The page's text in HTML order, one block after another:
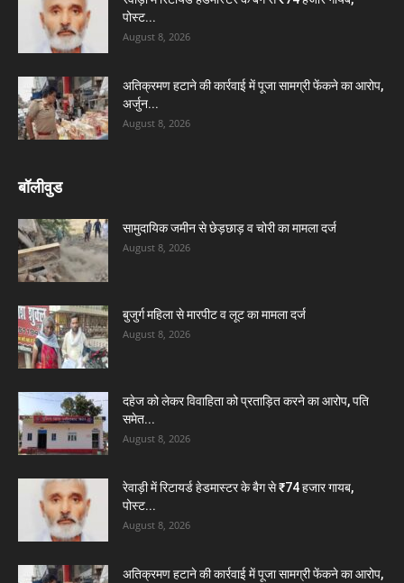
पोस्ट...
August 8, 2026
अतिक्रमण हटाने की कार्रवाई में पूजा सामग्री फेंकने का आरोप,
अर्जुन...
August 8, 2026
बॉलीवुड
सामुदायिक जमीन से छेड़छाड़ व चोरी का मामला दर्ज
August 8, 2026
बुजुर्ग महिला से मारपीट व लूट का मामला दर्ज
August 8, 2026
दहेज को लेकर विवाहिता को प्रताड़ित करने का आरोप, पति
समेत...
August 8, 2026
रेवाड़ी में रिटायर्ड हेडमास्टर के बैग से ₹74 हजार गायब,
पोस्ट...
August 8, 2026
अतिक्रमण हटाने की कार्रवाई में पूजा सामग्री फेंकने का आरोप,